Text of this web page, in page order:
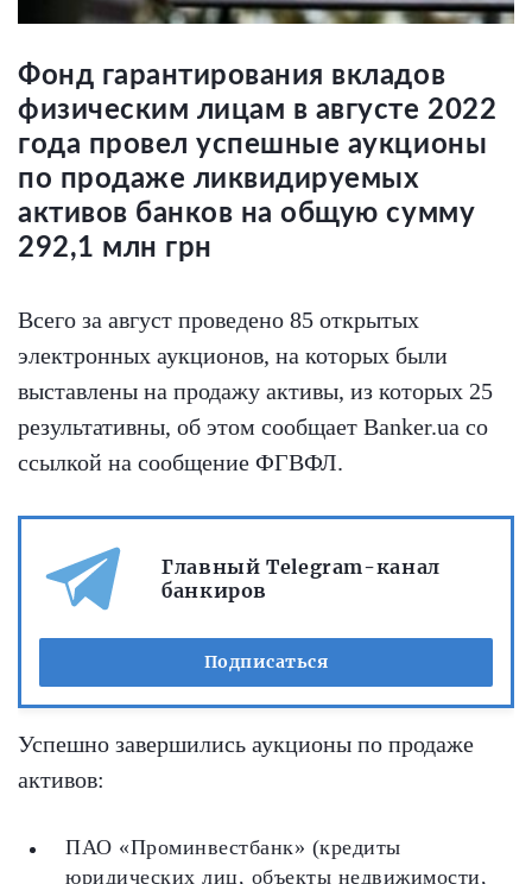
Фонд гарантирования вкладов
физическим лицам в августе 2022
года провел успешные аукционы
по продаже ликвидируемых
активов банков на общую сумму
292,1 млн грн
Всего за август проведено 85 открытых
электронных аукционов, на которых были
выставлены на продажу активы, из которых 25
результативны, об этом сообщает Banker.ua со
ссылкой на сообщение ФГВФЛ.
Главный Telegram-канал
банкиров
Подписаться
Успешно завершились аукционы по продаже
активов:
ПАО «Проминвестбанк» (кредиты
юридических лиц, объекты недвижимости,